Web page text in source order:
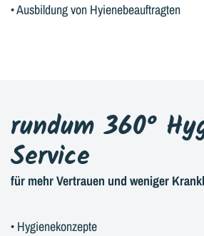
• Ausbildung von Hyienebeauftragten
rundum 360°
Service
für mehr Vertrauen und weniger
• Hygienekonzepte